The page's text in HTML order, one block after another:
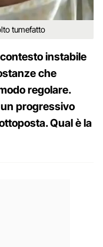
tumefatto
instabile
che
regolare.
progressivo
Qual è la